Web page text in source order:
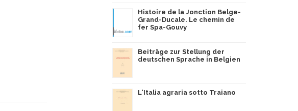
Histoire de la Jonction Belge-
Grand-Ducale. Le chemin de
fer Spa-Gouvy
Beiträge zur Stellung der
deutschen Sprache in Belgien
L'Italia agraria sotto Traiano